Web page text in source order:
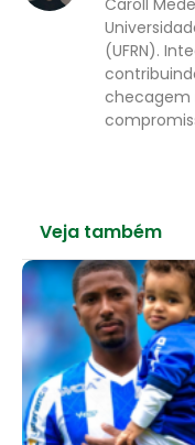
(UFRN).
checagem
Veja também